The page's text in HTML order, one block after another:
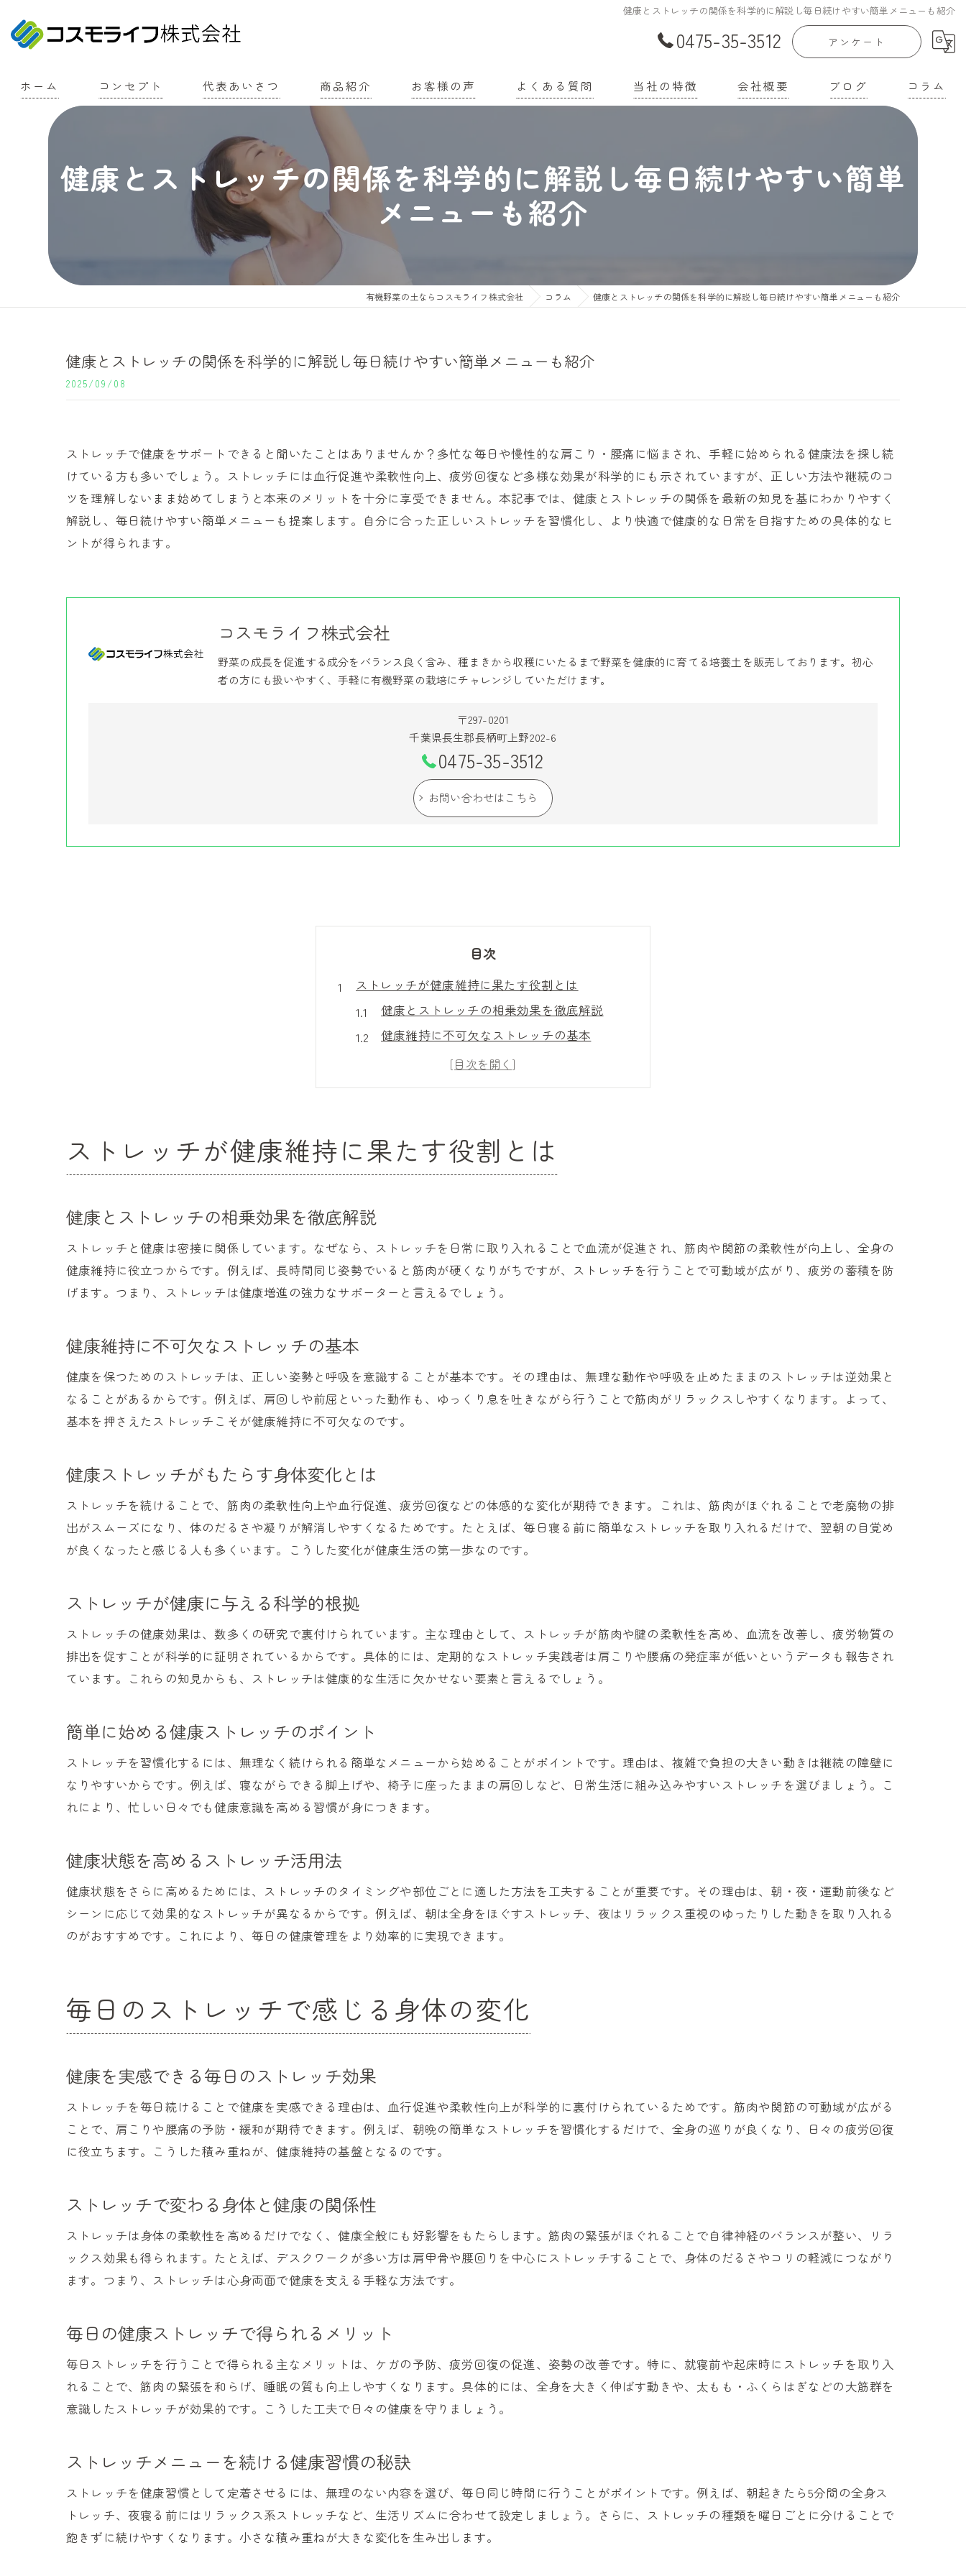
健康とストレッチの関係を科学的に解説し毎日続けやすい簡単メニューも紹介
0475-35-3512 アンケート
ホーム コンセプト 代表あいさつ 商品紹介 お客様の声 よくある質問 当社の特徴
農家
会社概要 ブログ コラム
健康とストレッチの関係を科学的に解説し毎日続けやすい簡単
メニューも紹介
有機野菜の土ならコスモライフ株式会社 コラム 健康とストレッチの関係を科学的に解説し毎日続けやすい簡単メニューも紹介
健康とストレッチの関係を科学的に解説し毎日続けやすい簡単メニューも紹介
2025/09/08
ストレッチで健康をサポートできると聞いたことはありませんか？多忙な毎日や慢性的な肩こり・腰痛に悩まされ、手軽に始められる健康法を探し続
けている方も多いでしょう。ストレッチには血行促進や柔軟性向上、疲労回復など多様な効果が科学的にも示されていますが、正しい方法や継続のコ
ツを理解しないまま始めてしまうと本来のメリットを十分に享受できません。本記事では、健康とストレッチの関係を最新の知見を基にわかりやすく
解説し、毎日続けやすい簡単メニューも提案します。自分に合った正しいストレッチを習慣化し、より快適で健康的な日常を目指すための具体的なヒ
ントが得られます。
コスモライフ株式会社
野菜の成長を促進する成分をバランス良く含み、種まきから収穫にいたるまで野菜を健康的に育てる培養土を販売しております。初心
者の方にも扱いやすく、手軽に有機野菜の栽培にチャレンジしていただけます。
〒297-0201
千葉県長生郡長柄町上野202-6
0475-35-3512
お問い合わせはこちら
目次
ストレッチが健康維持に果たす役割とは
健康とストレッチの相乗効果を徹底解説
健康維持に不可欠なストレッチの基本
健康ストレッチがもたらす身体変化とは
ストレッチが健康に与える科学的根拠
健康状態を高めるストレッチ活用法
毎日のストレッチで感じる身体の変化
ストレッチメニューを続ける健康習慣の秘訣
健康を支える簡単ストレッチ体験談紹介
初心者でもできる健康ストレッチの選び方
健康ストレッチメニューの組み立て方解説
寝ながらできるストレッチの手軽さに注目
寝ながら健康ストレッチの手軽な魅力紹介
ストレッチ簡単寝ながら習慣のコツと工夫
毎日の健康管理に寝ながらストレッチ活用
効果的なストレッチ方法と継続のコツ
ストレッチ効果を高める健康的な方法とは
健康ストレッチ継続のための簡単アイデア
毎日続けやすい健康ストレッチ方法まとめ
健康ストレッチで効果を最大化する方法
ストレッチの健康効果を高める具体策紹介
健康志向の方におすすめストレッチ実践法
簡単にできる健康ストレッチの工夫と実践
健康に悪いストレッチの見分け方と対策
今日から始める健康的なストレッチ習慣
健康ストレッチ習慣化の第一歩を踏み出す
ストレッチで健康的な毎日を手に入れる方法
今日からできる健康ストレッチの実践術
ストレッチで健康な生活を楽しむコツ
ストレッチが健康維持に果たす役割とは
健康とストレッチの相乗効果を徹底解説
ストレッチと健康は密接に関係しています。なぜなら、ストレッチを日常に取り入れることで血流が促進され、筋肉や関節の柔軟性が向上し、全身の
健康維持に役立つからです。例えば、長時間同じ姿勢でいると筋肉が硬くなりがちですが、ストレッチを行うことで可動域が広がり、疲労の蓄積を防
げます。つまり、ストレッチは健康増進の強力なサポーターと言えるでしょう。
健康維持に不可欠なストレッチの基本
健康を保つためのストレッチは、正しい姿勢と呼吸を意識することが基本です。その理由は、無理な動作や呼吸を止めたままのストレッチは逆効果と
なることがあるからです。例えば、肩回しや前屈といった動作も、ゆっくり息を吐きながら行うことで筋肉がリラックスしやすくなります。よって、
基本を押さえたストレッチこそが健康維持に不可欠なのです。
健康ストレッチがもたらす身体変化とは
ストレッチを続けることで、筋肉の柔軟性向上や血行促進、疲労回復などの体感的な変化が期待できます。これは、筋肉がほぐれることで老廃物の排
出がスムーズになり、体のだるさや凝りが解消しやすくなるためです。たとえば、毎日寝る前に簡単なストレッチを取り入れるだけで、翌朝の目覚め
が良くなったと感じる人も多くいます。こうした変化が健康生活の第一歩なのです。
ストレッチが健康に与える科学的根拠
ストレッチの健康効果は、数多くの研究で裏付けられています。主な理由として、ストレッチが筋肉や腱の柔軟性を高め、血流を改善し、疲労物質の
排出を促すことが科学的に証明されているからです。具体的には、定期的なストレッチ実践者は肩こりや腰痛の発症率が低いというデータも報告され
ています。これらの知見からも、ストレッチは健康的な生活に欠かせない要素と言えるでしょう。
簡単に始める健康ストレッチのポイント
ストレッチを習慣化するには、無理なく続けられる簡単なメニューから始めることがポイントです。理由は、複雑で負担の大きい動きは継続の障壁に
なりやすいからです。例えば、寝ながらできる脚上げや、椅子に座ったままの肩回しなど、日常生活に組み込みやすいストレッチを選びましょう。こ
れにより、忙しい日々でも健康意識を高める習慣が身につきます。
健康状態を高めるストレッチ活用法
健康状態をさらに高めるためには、ストレッチのタイミングや部位ごとに適した方法を工夫することが重要です。その理由は、朝・夜・運動前後など
シーンに応じて効果的なストレッチが異なるからです。例えば、朝は全身をほぐすストレッチ、夜はリラックス重視のゆったりした動きを取り入れる
のがおすすめです。これにより、毎日の健康管理をより効率的に実現できます。
毎日のストレッチで感じる身体の変化
健康を実感できる毎日のストレッチ効果
ストレッチを毎日続けることで健康を実感できる理由は、血行促進や柔軟性向上が科学的に裏付けられているためです。筋肉や関節の可動域が広がる
ことで、肩こりや腰痛の予防・緩和が期待できます。例えば、朝晩の簡単なストレッチを習慣化するだけで、全身の巡りが良くなり、日々の疲労回復
に役立ちます。こうした積み重ねが、健康維持の基盤となるのです。
ストレッチで変わる身体と健康の関係性
ストレッチは身体の柔軟性を高めるだけでなく、健康全般にも好影響をもたらします。筋肉の緊張がほぐれることで自律神経のバランスが整い、リラ
ックス効果も得られます。たとえば、デスクワークが多い方は肩甲骨や腰回りを中心にストレッチすることで、身体のだるさやコリの軽減につながり
ます。つまり、ストレッチは心身両面で健康を支える手軽な方法です。
毎日の健康ストレッチで得られるメリット
毎日ストレッチを行うことで得られる主なメリットは、ケガの予防、疲労回復の促進、姿勢の改善です。特に、就寝前や起床時にストレッチを取り入
れることで、筋肉の緊張を和らげ、睡眠の質も向上しやすくなります。具体的には、全身を大きく伸ばす動きや、太もも・ふくらはぎなどの大筋群を
意識したストレッチが効果的です。こうした工夫で日々の健康を守りましょう。
ストレッチメニューを続ける健康習慣の秘訣
ストレッチを健康習慣として定着させるには、無理のない内容を選び、毎日同じ時間に行うことがポイントです。例えば、朝起きたら5分間の全身ス
トレッチ、夜寝る前にはリラックス系ストレッチなど、生活リズムに合わせて設定しましょう。さらに、ストレッチの種類を曜日ごとに分けることで
飽きずに続けやすくなります。小さな積み重ねが大きな変化を生み出します。